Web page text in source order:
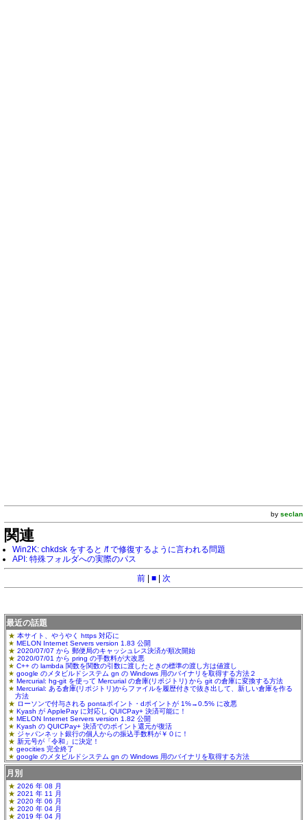
by seclan
関連
Win2K: chkdsk をすると /f で修復するように言われる問題
API: 特殊フォルダへの実際のパス
前| ■| 次
最近の話題
本サイト、やうやく https 対応に
MELON Internet Servers version 1.83 公開
2020/07/07 から 郵便局のキャッシュレス決済が順次開始
2020/07/01 から pring の手数料が大改悪
C++ の lambda 関数を関数の引数に渡したときの標準の渡し方は値渡し
google のメタビルドシステム gn の Windows 用のバイナリを取得する方法２
Mercurial: hg-git を使って Mercurial の倉庫(リポジトリ) から git の倉庫に変換する方法
Mercurial: ある倉庫(リポジトリ)からファイルを履歴付きで抜き出して、新しい倉庫を作る
方法
ローソンで付与される pontaポイント・dポイントが 1%→0.5% に改悪
Kyash が ApplePay に対応し QUICPay+ 決済可能に！
MELON Internet Servers version 1.82 公開
Kyash の QUICPay+ 決済でのポイント還元が復活
ジャパンネット銀行の個人からの振込手数料が￥０に！
新元号が「令和」に決定！
geocities 完全終了
google のメタビルドシステム gn の Windows 用のバイナリを取得する方法
月別
2026 年 08 月
2021 年 11 月
2020 年 06 月
2020 年 04 月
2019 年 04 月